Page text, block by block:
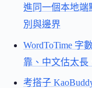
進同一個本地端
別與邊界
WordToTime 字
靠、中文估太長
考搭子